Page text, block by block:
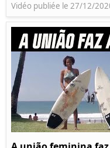
Vidéo publiée le 27/12/